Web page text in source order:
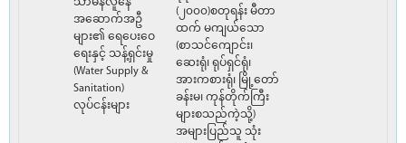
သာမန်လူနေ
အဆောက်အဦ
များ၏ ရေပေးဝေ
ရေးနှင့် သန့်ရှင်းမှု
(Water Supply &
Sanitation)
လုပ်ငန်းများ
(၂၀၀၀)စတုရန်း မီတာ
ထက် မကျယ်သော
(စာသင်ကျောင်း၊
ဆေးရုံ၊ ရုပ်ရှင်ရုံ၊
အားကစားရုံ၊ မြို့တော်
ခန်းမ၊ ကုန်တိုက်ကြီး
များစသည်ကဲ့သို့)
အများပြည်သူ သုံး